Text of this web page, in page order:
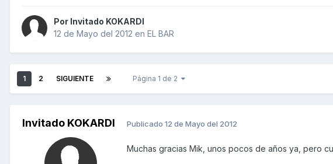
Por Invitado KOKARDI
12 de Mayo del 2012 en EL BAR
1 2 SIGUIENTE Página 1 de 2
Invitado KOKARDI Publicado 12 de Mayo del 2012
Muchas gracias Mik, unos pocos de años ya, pero